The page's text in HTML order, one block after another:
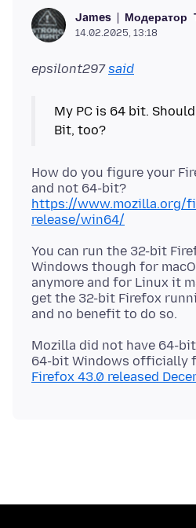
James Модератор
14.02.2025, 13:18
epsilont297said
My PC is 64 bit.
How do you figure your
https://www.mozilla.org/
release/win64/
You can run the 32-bit
Windows though for
anymore and for Linux it
get the 32-bit Firefox
Mozilla did not have 64-
64-bit Windows officially
Firefox 43.0 released